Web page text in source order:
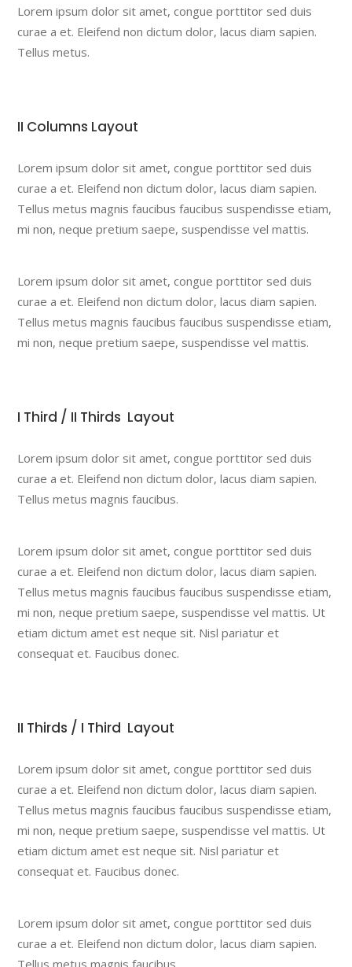
Lorem ipsum dolor sit amet, congue porttitor sed duis
curae a et. Eleifend non dictum dolor, lacus diam sapien.
Tellus metus.
II Columns Layout
Lorem ipsum dolor sit amet, congue porttitor sed duis
curae a et. Eleifend non dictum dolor, lacus diam sapien.
Tellus metus magnis faucibus faucibus suspendisse etiam,
mi non, neque pretium saepe, suspendisse vel mattis.
Lorem ipsum dolor sit amet, congue porttitor sed duis
curae a et. Eleifend non dictum dolor, lacus diam sapien.
Tellus metus magnis faucibus faucibus suspendisse etiam,
mi non, neque pretium saepe, suspendisse vel mattis.
I Third / II Thirds Layout
Lorem ipsum dolor sit amet, congue porttitor sed duis
curae a et. Eleifend non dictum dolor, lacus diam sapien.
Tellus metus magnis faucibus.
Lorem ipsum dolor sit amet, congue porttitor sed duis
curae a et. Eleifend non dictum dolor, lacus diam sapien.
Tellus metus magnis faucibus faucibus suspendisse etiam,
mi non, neque pretium saepe, suspendisse vel mattis. Ut
etiam dictum amet est neque sit. Nisl pariatur et
consequat et. Faucibus donec.
II Thirds / I Third Layout
Lorem ipsum dolor sit amet, congue porttitor sed duis
curae a et. Eleifend non dictum dolor, lacus diam sapien.
Tellus metus magnis faucibus faucibus suspendisse etiam,
mi non, neque pretium saepe, suspendisse vel mattis. Ut
etiam dictum amet est neque sit. Nisl pariatur et
consequat et. Faucibus donec.
Lorem ipsum dolor sit amet, congue porttitor sed duis
curae a et. Eleifend non dictum dolor, lacus diam sapien.
Tellus metus magnis faucibus.